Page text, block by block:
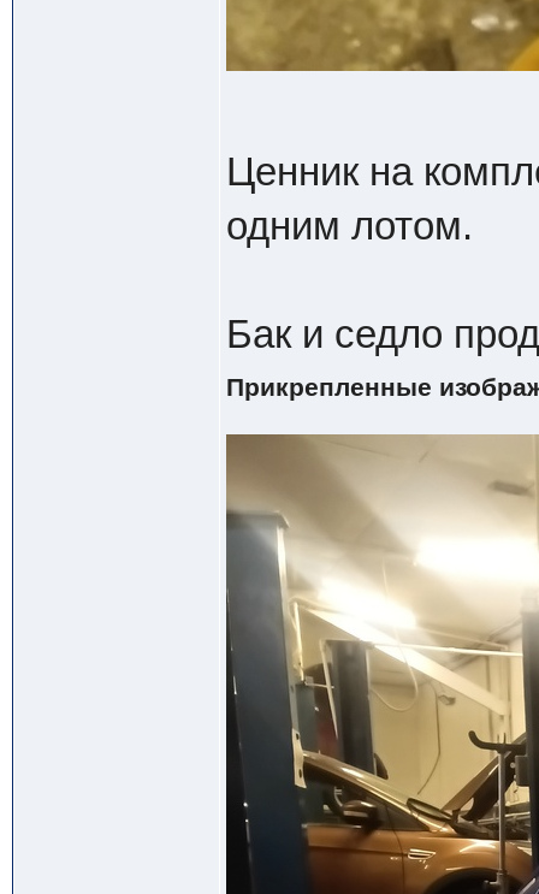
Ценник на
одним лотом.
Бак и седло
Прикрепленные